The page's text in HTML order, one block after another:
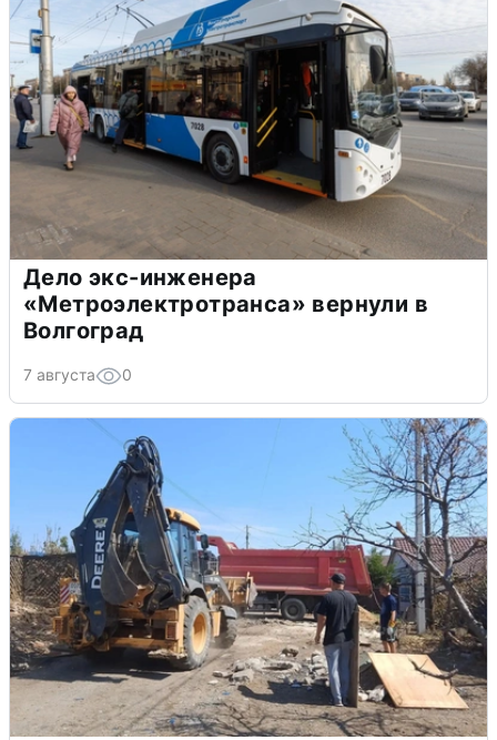
Дело экс-инженера
«Метроэлектротранса» вернули в
Волгоград
7 августа 0